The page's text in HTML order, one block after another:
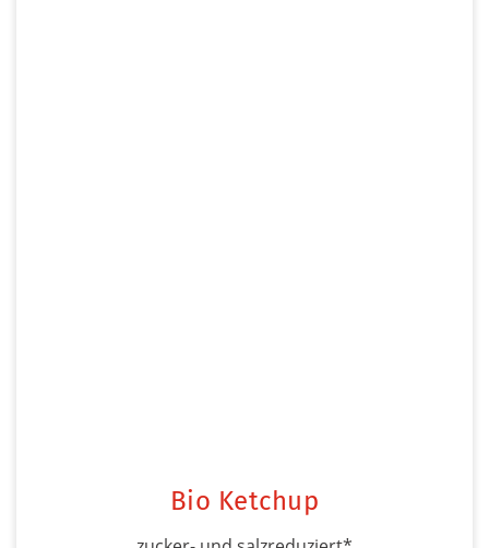
Bio Ketchup